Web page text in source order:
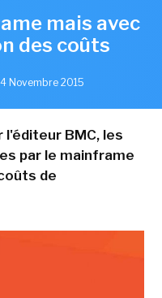
mais avec
des coûts
Novembre 2015
l'éditeur BMC, les
par le mainframe
de